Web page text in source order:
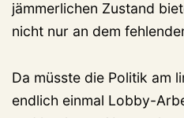
jämmerlichen Zustand
nicht nur an dem
Da müsste die Politik am
endlich einmal Lobby-